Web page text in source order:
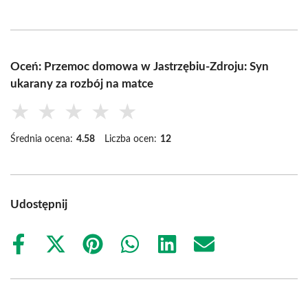
Oceń: Przemoc domowa w Jastrzębiu-Zdroju: Syn
ukarany za rozbój na matce
★ ★ ★ ★ ★
Średnia ocena: 4.58 Liczba ocen: 12
Udostępnij
Share
Share
(Twitter)
Share
Share
Share
Share